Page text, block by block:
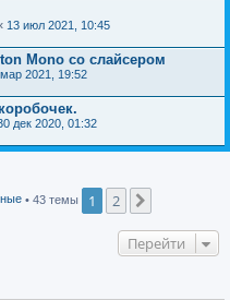
13 июл 2021, 10:45
Mono со слайсером
2021, 19:52
дек 2020, 01:32
• 43 темы 1 2
Перейти